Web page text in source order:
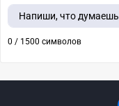
Напиши, что думаешь
0 / 1500 символов